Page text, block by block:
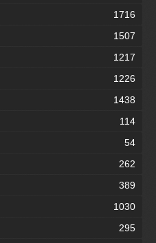
1716
1507
1217
1226
1438
114
54
262
389
1030
295